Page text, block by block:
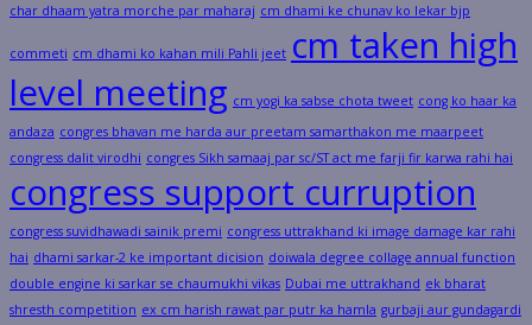
char dhaam yatra morche par maharaj cm dhami ke chunav ko lekar bjp
commeti cm dhami ko kahan mili Pahli jeet cm taken high
level meeting cm yogi ka sabse chota tweet cong ko haar ka
andaza congres bhavan me harda aur preetam samarthakon me maarpeet
congress dalit virodhi congres Sikh samaaj par sc/ST act me farji fir karwa rahi hai
congress support curruption
congress suvidhawadi sainik premi congress uttrakhand ki image damage kar rahi
hai dhami sarkar-2 ke important dicision doiwala degree collage annual function
double engine ki sarkar se chaumukhi vikas Dubai me uttrakhand ek bharat
shresth competition ex cm harish rawat par putr ka hamla gurbaji aur gundagardi